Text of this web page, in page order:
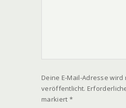
Deine E-Mail-Adresse wird
veröffentlicht.
markiert *